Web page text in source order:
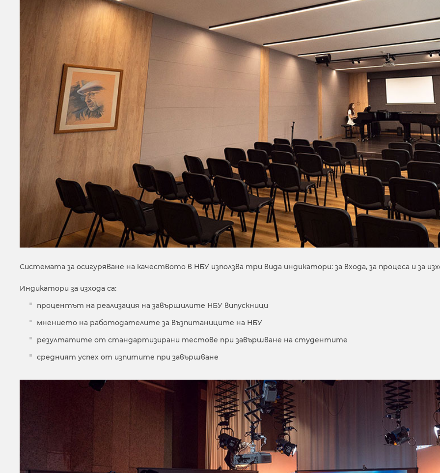
Системата за осигуряване на качеството в НБУ използва три вида индикатори: за входа, за процеса и за
Индикатори за изхода са:
процентът на реализация на завършилите НБУ випускници
мнението на работодателите за възпитаниците на НБУ
резултатите от стандартизирани тестове при завършване на студентите
средният успех от изпитите при завършване